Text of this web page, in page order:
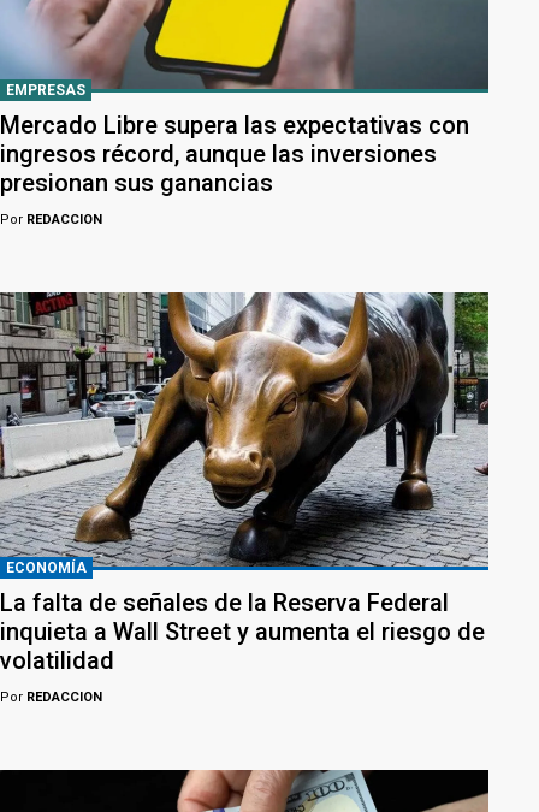
EMPRESAS
Mercado Libre supera las expectativas con
ingresos récord, aunque las inversiones
presionan sus ganancias
Por REDACCION
ECONOMÍA
La falta de señales de la Reserva Federal
inquieta a Wall Street y aumenta el riesgo de
volatilidad
Por REDACCION